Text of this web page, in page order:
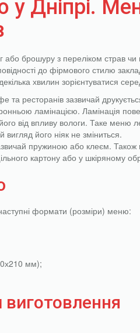
у Дніпрі.
брошуру з переліком страв
до фірмового стилю
хвилин зорієнтуватися
та ресторанів зазвичай
ламінацією. Ламінація
від впливу вологи. Таке меню
його ніяк не зміниться.
пружиною або клеєм.
картону або у шкіряному
формати (розміри) меню:
мм);